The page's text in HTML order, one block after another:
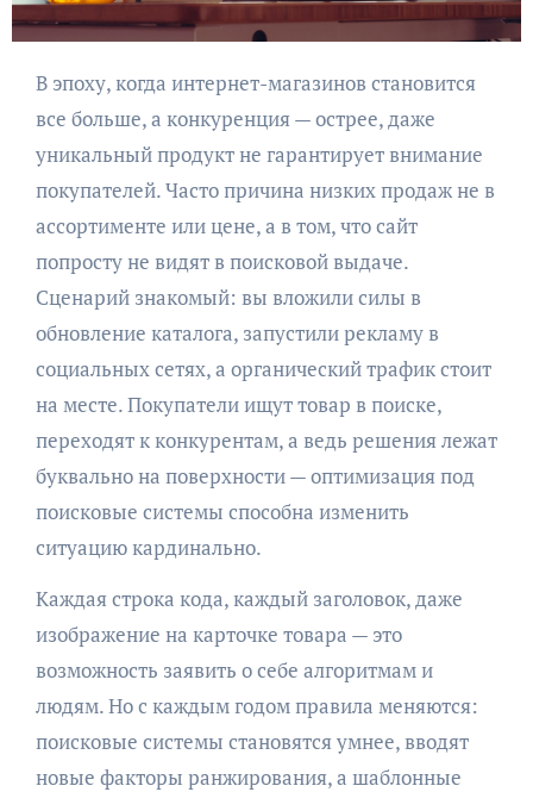
В эпоху, когда интернет-магазинов становится
все больше, а конкуренция — острее, даже
уникальный продукт не гарантирует внимание
покупателей. Часто причина низких продаж не в
ассортименте или цене, а в том, что сайт
попросту не видят в поисковой выдаче.
Сценарий знакомый: вы вложили силы в
обновление каталога, запустили рекламу в
социальных сетях, а органический трафик стоит
на месте. Покупатели ищут товар в поиске,
переходят к конкурентам, а ведь решения лежат
буквально на поверхности — оптимизация под
поисковые системы способна изменить
ситуацию кардинально.
Каждая строка кода, каждый заголовок, даже
изображение на карточке товара — это
возможность заявить о себе алгоритмам и
людям. Но с каждым годом правила меняются:
поисковые системы становятся умнее, вводят
новые факторы ранжирования, а шаблонные